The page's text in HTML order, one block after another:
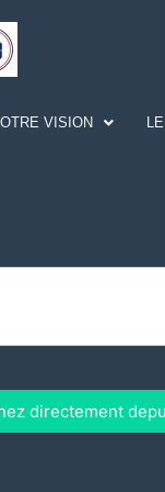
VISION
directement